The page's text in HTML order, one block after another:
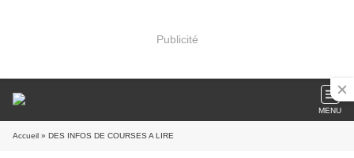
Publicité
MENU
Accueil » DES INFOS DE COURSES A LIRE